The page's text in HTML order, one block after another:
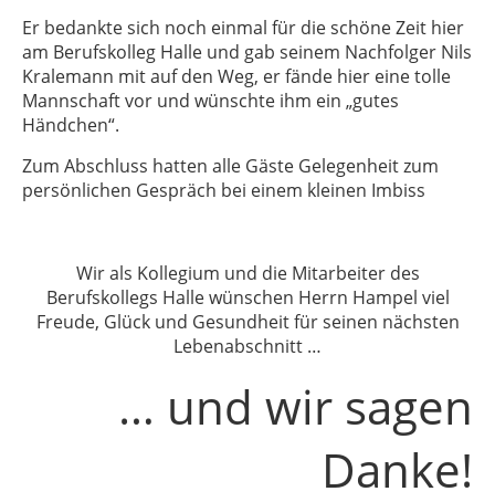
Er bedankte sich noch einmal für die schöne Zeit hier
am Berufskolleg Halle und gab seinem Nachfolger Nils
Kralemann mit auf den Weg, er fände hier eine tolle
Mannschaft vor und wünschte ihm ein „gutes
Händchen“.
Zum Abschluss hatten alle Gäste Gelegenheit zum
persönlichen Gespräch bei einem kleinen Imbiss
Wir als Kollegium und die Mitarbeiter des
Berufskollegs Halle wünschen Herrn Hampel viel
Freude, Glück und Gesundheit für seinen nächsten
Lebenabschnitt …
… und wir sagen
Danke!